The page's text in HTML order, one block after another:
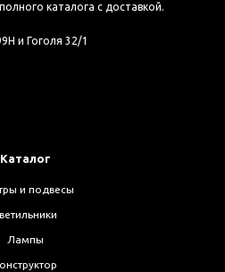
каталога с доставкой.
и Гоголя 32/1
Каталог
и подвесы
Лампы